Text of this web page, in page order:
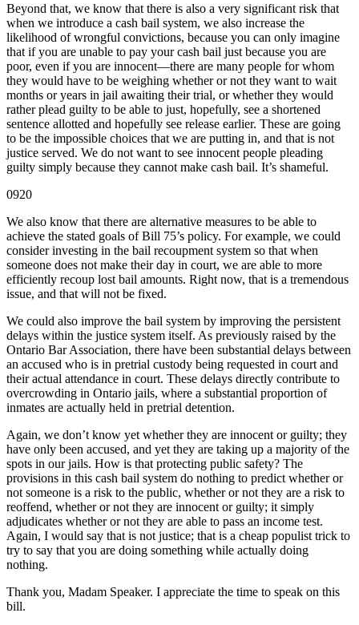
Beyond that, we know that there is also a very significant risk that
when we introduce a cash bail system, we also increase the
likelihood of wrongful convictions, because you can only imagine
that if you are unable to pay your cash bail just because you are
poor, even if you are innocent—there are many people for whom
they would have to be weighing whether or not they want to wait
months or years in jail awaiting their trial, or whether they would
rather plead guilty to be able to just, hopefully, see a shortened
sentence allotted and hopefully see release earlier. These are going
to be the impossible choices that we are putting in, and that is not
justice served. We do not want to see innocent people pleading
guilty simply because they cannot make cash bail. It’s shameful.
0920
We also know that there are alternative measures to be able to
achieve the stated goals of Bill 75’s policy. For example, we could
consider investing in the bail recoupment system so that when
someone does not make their day in court, we are able to more
efficiently recoup lost bail amounts. Right now, that is a tremendous
issue, and that will not be fixed.
We could also improve the bail system by improving the persistent
delays within the justice system itself. As previously raised by the
Ontario Bar Association, there have been substantial delays between
an accused who is in pretrial custody being requested in court and
their actual attendance in court. These delays directly contribute to
overcrowding in Ontario jails, where a substantial proportion of
inmates are actually held in pretrial detention.
Again, we don’t know yet whether they are innocent or guilty; they
have only been accused, and yet they are taking up a majority of the
spots in our jails. How is that protecting public safety? The
provisions in this cash bail system do nothing to predict whether or
not someone is a risk to the public, whether or not they are a risk to
reoffend, whether or not they are innocent or guilty; it simply
adjudicates whether or not they are able to pass an income test.
Again, I would say that is not justice; that is a cheap populist trick to
try to say that you are doing something while actually doing
nothing.
Thank you, Madam Speaker. I appreciate the time to speak on this
bill.